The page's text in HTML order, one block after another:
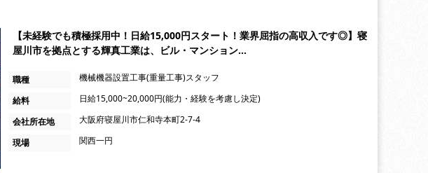
【未経験でも積極採用中！日給15,000円スタート！業界屈指の高収入です◎】寝
屋川市を拠点とする輝真工業は、ビル・マンション…
職種
機械機器設置工事(重量工事)スタッフ
給料
日給15,000~20,000円(能力・経験を考慮し決定)
会社所在地
大阪府寝屋川市仁和寺本町2-7-4
現場
関西一円